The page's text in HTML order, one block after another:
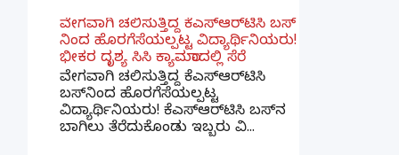
ವೇಗವಾಗಿ ಚಲಿಸುತ್ತಿದ್ದ ಕೆಎಸ್​ಆರ್​ಟಿಸಿ ಬಸ್​
ನಿಂದ ಹೊರಗೆಸೆಯಲ್ಪಟ್ಟ ವಿದ್ಯಾರ್ಥಿನಿಯರು!
ಭೀಕರ ದೃಶ್ಯ ಸಿಸಿ ಕ್ಯಾಮರಾದಲ್ಲಿ ಸೆರೆ
ವೇಗವಾಗಿ ಚಲಿಸುತ್ತಿದ್ದ ಕೆಎಸ್‌ಆರ್‌ಟಿಸಿ
ಬಸ್‌ನಿಂದ ಹೊರಗೆಸೆಯಲ್ಪಟ್ಟ
ವಿದ್ಯಾರ್ಥಿನಿಯರು! ಕೆಎಸ್‌ಆರ್‌ಟಿಸಿ ಬಸ್‌ನ
ಬಾಗಿಲು ತೆರೆದುಕೊಂಡು ಇಬ್ಬರು ವಿ...